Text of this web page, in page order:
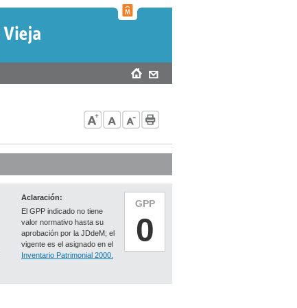
GPP
0
Aclaración:
El GPP indicado no tiene
valor normativo hasta su
aprobación por la JDdeM; el
vigente es el asignado en el
Inventario Patrimonial 2000.